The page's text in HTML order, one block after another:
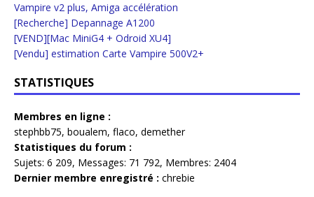
Vampire v2 plus, Amiga accélération
[Recherche] Depannage A1200
[VEND][Mac MiniG4 + Odroid XU4]
[Vendu] estimation Carte Vampire 500V2+
STATISTIQUES
Membres en ligne :
stephbb75, boualem, flaco, demether
Statistiques du forum :
Sujets: 6 209, Messages: 71 792, Membres: 2404
Dernier membre enregistré : chrebie